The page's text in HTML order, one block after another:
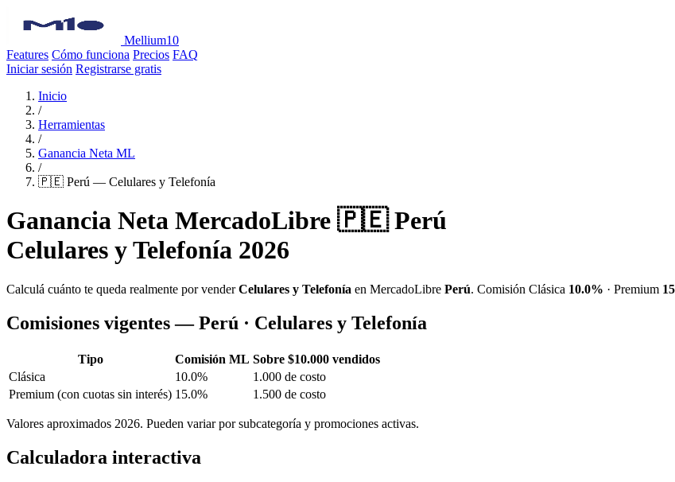
Mellium10
Features Cómo funciona Precios FAQ
Iniciar sesión Registrarse gratis
Inicio
/
Herramientas
/
Ganancia Neta ML
/
🇵🇪 Perú — Celulares y Telefonía
Ganancia Neta MercadoLibre 🇵🇪 Perú
Celulares y Telefonía 2026
Calculá cuánto te queda realmente por venderCelulares y Telefonía en MercadoLibre Perú. Comisión Clásica 10.0% · Premium
Comisiones vigentes — Perú · Celulares y Telefonía
Tipo Comisión ML Sobre $10.000 vendidos
Clásica
10.0%
1.000 de costo
Premium (con cuotas sin interés) 15.0% 1.500 de costo
Valores aproximados 2026. Pueden variar por subcategoría y promociones activas.
Calculadora interactiva